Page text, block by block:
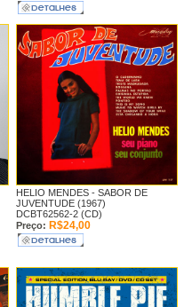
HELIO MENDES - SABOR DE
JUVENTUDE (1967)
DCBT62562-2 (CD)
Preço: R$24,00